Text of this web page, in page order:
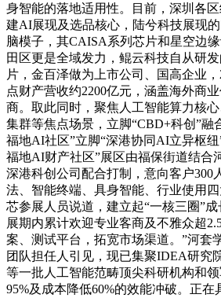
身智能的落地适用性。目前，深圳各
建AI展现及选品核心，陆兮科技展现
脑模子，其CAISA系列芯片和星空边
田区更是全域发力，鲲云科技自从研
片，金百泽做为上市公司、国高企业
点财产营收约2200亿元，涵盖海外商
商。取此同时，聚焦人工智能算力核
集群等焦点场景，立脚“CBD+科创”融
福地AI社区”立脚“深港协同AI立异枢
福地AI财产社区”展区由福保街道结合
深港科创公司配合打制，意向客户300
法、智能终端、具身智能、行业使用
芯参展人员说道，建立起“一核三圈”
展期内累计欢迎专业客商及不雅众超
案、测试平台，拓宽市场渠道。”河套
团队担任人引见，现已集聚IDEA研究
等一批人工智能范畴顶尖科研机构和
95%及成本降低60%的效能冲破。正在